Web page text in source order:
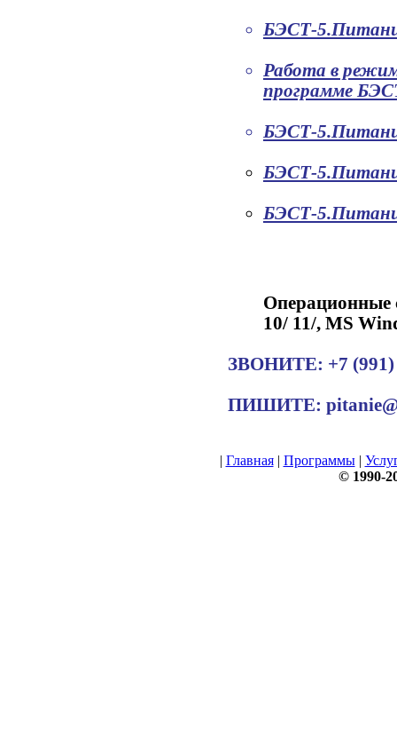
БЭСТ-
Работа в
программе
БЭСТ-
БЭСТ-
БЭСТ-
Операционные
10/ 11/, MS
ЗВОНИТЕ: +7 (991)
ПИШИТЕ:
| Главная| Программы|
© 1990-